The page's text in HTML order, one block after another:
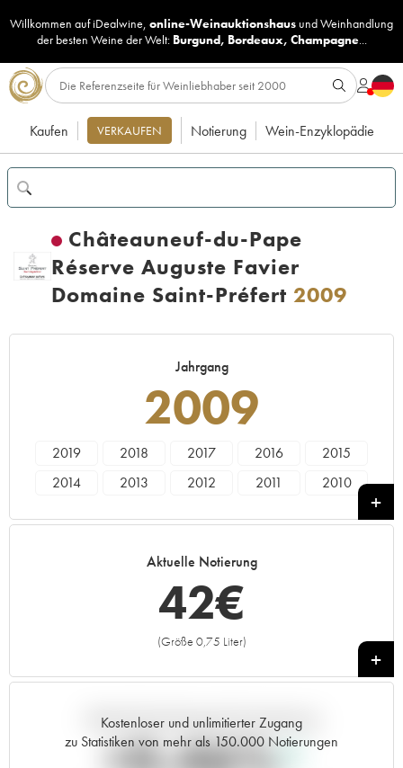
Willkommen auf iDealwine, online-Weinauktionshaus undWeinhandlung
der besten Weine der Welt: Burgund, Bordeaux, Champagne...
Kaufen VERKAUFEN Notierung Wein-Enzyklopädie
Châteauneuf-du-Pape
Réserve Auguste Favier
Domaine Saint-Préfert 2009
Jahrgang
2009
2019 2018 2017 2016
2015
2014
2013 2012 2011
2010
Aktuelle Notierung
42€
(Größe 0,75 Liter)
+
Kostenloser und unlimitierter Zugang
zu Statistiken von mehr als 150.000 Notierungen
Aktuelle Entwicklung der Preisnotierung